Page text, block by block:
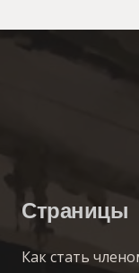
Страницы
Как стать